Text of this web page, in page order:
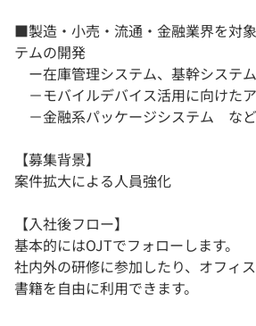
■製造・小売・流通・金融業界を対
テムの開発
ー在庫管理システム、基幹システム
－モバイルデバイス活用に向けた
－金融系パッケージシステム など
【募集背景】
案件拡大による人員強化
【入社後フロー】
基本的にはOJTでフォローします。
社内外の研修に参加したり、オフィ
書籍を自由に利用できます。